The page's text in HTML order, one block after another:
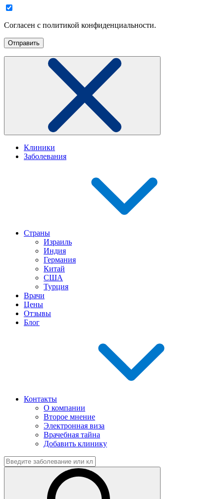
Согласен с политикой конфиденциальности.
Клиники
Заболевания
Страны
Израиль
Индия
Германия
Китай
США
Турция
Врачи
Цены
Отзывы
Блог
Контакты
О компании
Второе мнение
Электронная виза
Врачебная тайна
Добавить клинику